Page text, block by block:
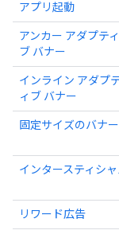
アプリ起動
アンカー アダプティ
ブ バナー
インライン アダプ
ィブ バナー
固定サイズのバナー
インタースティシ
リワード広告